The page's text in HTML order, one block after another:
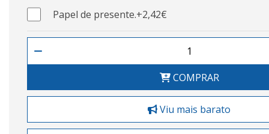
Papel de presente.+2,42€
COMPRAR
Viu mais barato